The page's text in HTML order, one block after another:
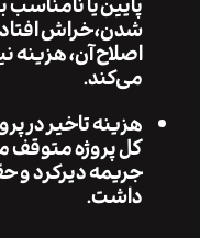
خراش افتادنیا
اصلاح آن، هزینه نیروی
می‌کند.
هزینه تاخیر در پروژه:
کل پروژه متوقف
جریمه دیرکرد و حقوق
داشت.